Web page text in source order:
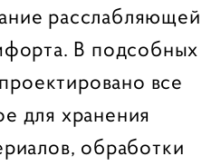
расслабляющей
В подсобных
все
для хранения
обработки